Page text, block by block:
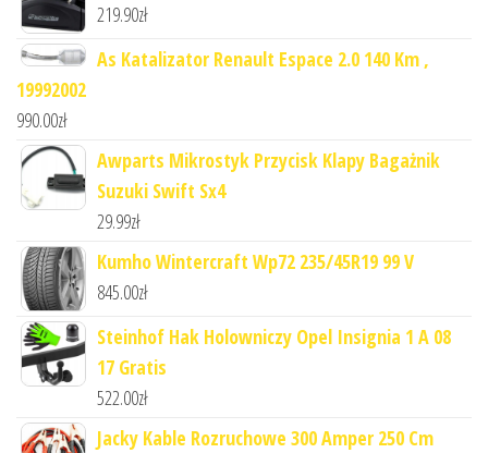
219.90zł
As Katalizator Renault Espace 2.0 140 Km ,
19992002
990.00zł
Awparts Mikrostyk Przycisk Klapy Bagażnik
Suzuki Swift Sx4
29.99zł
Kumho Wintercraft Wp72 235/45R19 99 V
845.00zł
Steinhof Hak Holowniczy Opel Insignia 1 A 08
17 Gratis
522.00zł
Jacky Kable Rozruchowe 300 Amper 250 Cm